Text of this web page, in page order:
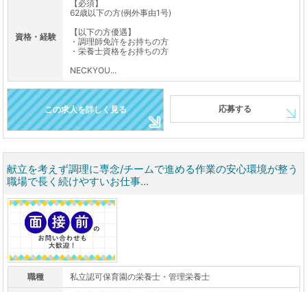
資格・経験
【必須】
62歳以下の方(例外事由1号)
【以下の方優遇】
・調理師免許をお持ちの方
・栄養士資格をお持ちの方
NECKYOU...
この求人を詳しく見る 応募する
献立を考えず調理に専念/チームで進める作業の安心環境が整う
職場で長く続けやすいお仕事...
職種 私立認可保育園の栄養士・管理栄養士